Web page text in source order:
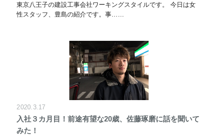
東京八王子の建設工事会社ワーキングスタイルです。 今日は女
性スタッフ、豊島の紹介です。事……
2020.3.17
入社３カ月目！前途有望な20歳、佐藤琢磨に話を聞いて
みた！